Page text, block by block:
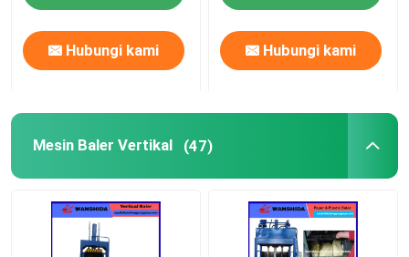
Penghancur Logam Bekas
Hubungi kami Hubungi kami
Mesin Baler Vertikal (47)